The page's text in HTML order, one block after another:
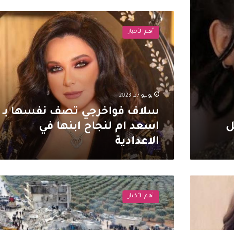
سلاف
فواخرجي
تصف
نفسها
بـ
اسعد
ام
لنجاح
ابنها
الاعدادية
أهم الأخبار
يوليو 27, 2023
سلاف فواخرجي تصف نفسها بـ
اسعد ام لنجاح ابنها في
الاعدادية
سلاف
فواخرجي
وتيم
حسن
و
أهم الأخبار